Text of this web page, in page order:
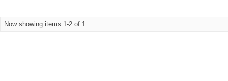
Now showing items 1-2 of 1